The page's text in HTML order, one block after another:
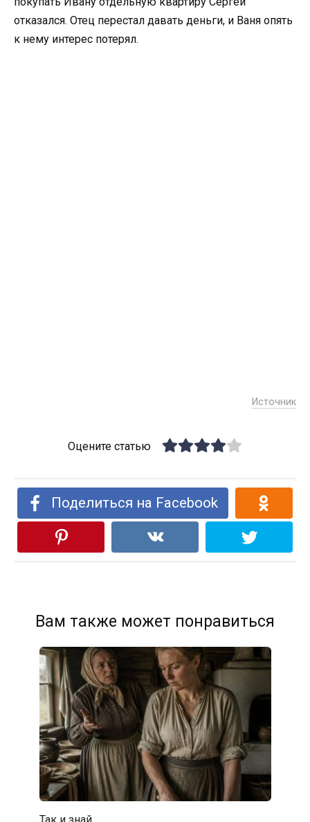
отказался. Отец перестал давать деньги, и Ваня опять
к нему интерес потерял.
Источник
Оцените статью
Поделиться на Facebook
Вам также может понравиться
Так и знай